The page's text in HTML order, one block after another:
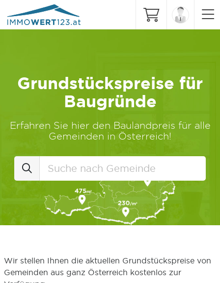
Grundstückspreise für
Baugründe
Erfahren Sie hier den Baulandpreis für alle
Gemeinden in Österreich!
Wir stellen Ihnen die aktuellen Grundstückspreise von
Gemeinden aus ganz Österreich kostenlos zur